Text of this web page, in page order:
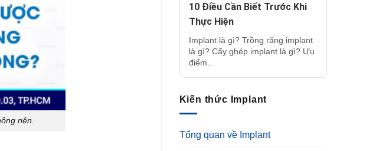
nên.
10 Điều Cần Biết Trước Khi
Thực Hiện
Implant là gì? Trồng răng implant
là gì? Cấy ghép implant là gì? Ưu
điểm…
Kiến thức Implant
Tổng quan về Implant